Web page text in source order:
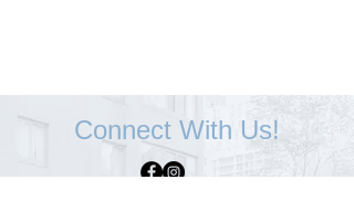
Connect With Us!